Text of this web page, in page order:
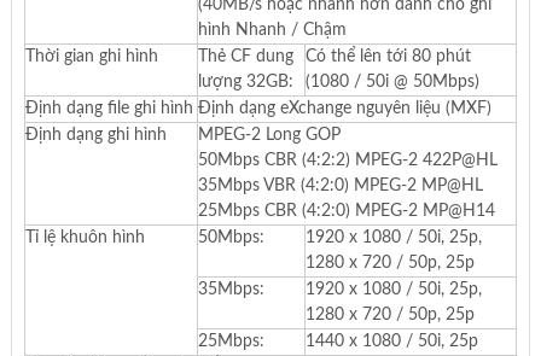
(40MB/s hoặc nhanh hơn dành cho ghi
hình Nhanh / Chậm
Thời gian ghi hình
Thẻ CF dung
lượng 32GB:
Có thể lên tới 80 phút
(1080 / 50i @ 50Mbps)
Định dạng file ghi hình Định dạng eXchange nguyên liệu (MXF)
Định dạng ghi hình
MPEG-2 Long GOP
50Mbps CBR (4:2:2) MPEG-2 422P@HL
35Mbps VBR (4:2:0) MPEG-2 MP@HL
25Mbps CBR (4:2:0) MPEG-2 MP@H14
Tỉ lệ khuôn hình
50Mbps:
1920 x 1080 / 50i, 25p,
1280 x 720 / 50p, 25p
35Mbps:
1920 x 1080 / 50i, 25p,
1280 x 720 / 50p, 25p
25Mbps:
1440 x 1080 / 50i, 25p